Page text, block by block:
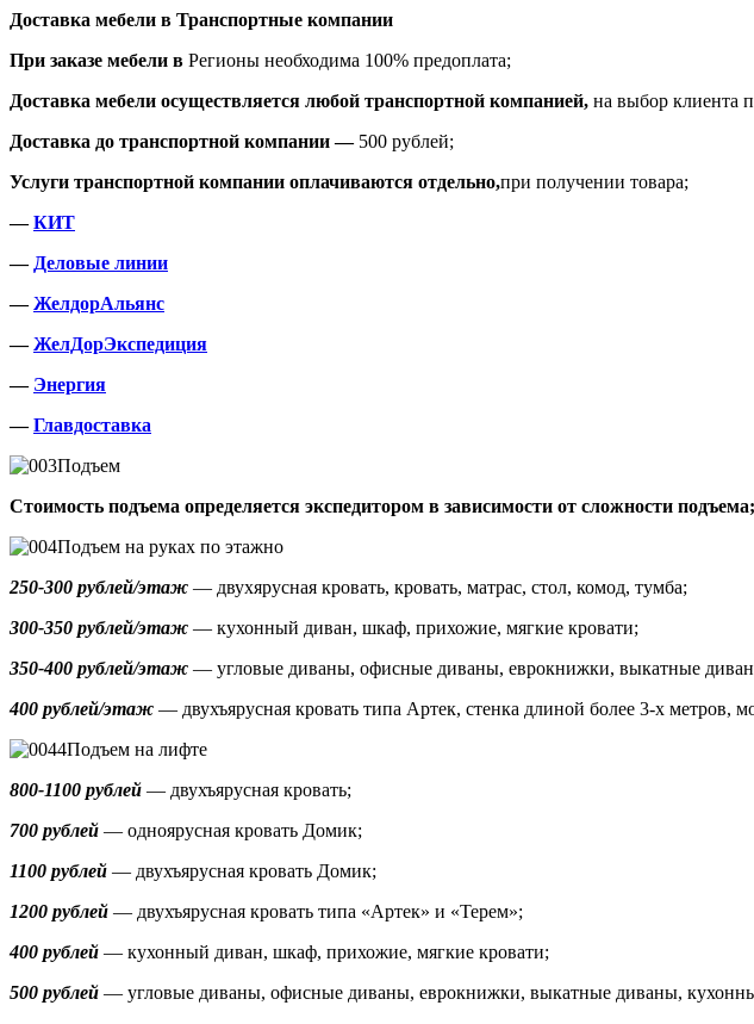
Доставка мебели в Транспортные компании
При заказе мебели в Регионы необходима 100% предоплата;
Доставка мебели осуществляется любой транспортной компанией, на выбор клиента
Доставка до транспортной компании —500 рублей;
Услуги транспортной компании оплачиваются отдельно,при получении товара;
—КИТ
— Деловые линии
—ЖелдорАльянс
—ЖелДорЭкспедиция
— Энергия
—Главдоставка
Подъем
Стоимость подъема определяется экспедитором в зависимости от сложности подъема;
Подъем на руках по этажно
250-300 рублей/этаж — двухярусная кровать, кровать, матрас, стол, комод, тумба;
300-350 рублей/этаж — кухонный диван, шкаф, прихожие, мягкие кровати;
350-400 рублей/этаж — угловые диваны, офисные диваны, еврокнижки, выкатные
400 рублей/этаж — двухъярусная кровать типа Артек, стенка длиной более 3-х метров,
Подъем на лифте
800-1100 рублей — двухъярусная кровать;
700 рублей — одноярусная кровать Домик;
1100 рублей — двухъярусная кровать Домик;
1200 рублей — двухъярусная кровать типа «Артек» и «Терем»;
400 рублей — кухонный диван, шкаф, прихожие, мягкие кровати;
500 рублей — угловые диваны, офисные диваны, еврокнижки, выкатные диваны,